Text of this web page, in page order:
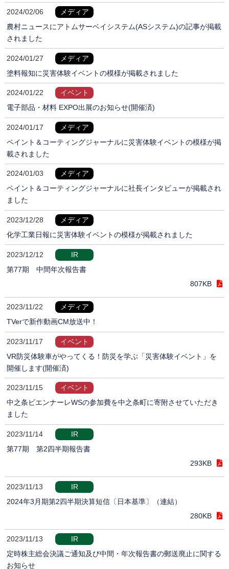
2024/02/06
メディア
農村ニュースにアトムサーベイシステム(ASシステム)の記事が掲載
されました
2024/01/27
メディア
塗料報知に災害体験イベントの模様が掲載されました
2024/01/22
イベント
電子部品・材料 EXPO出展のお知らせ(開催済)
2024/01/17
メディア
ペイント＆コーティングジャーナルに災害体験イベントの模様が掲
載されました
2024/01/03
メディア
ペイント＆コーティングジャーナルに社長インタビューが掲載され
ました
2023/12/28
メディア
化学工業日報に災害体験イベントの模様が掲載されました
2023/12/12
IR
第77期 中間年次報告書
807KB
2023/11/22
メディア
TVerで新作動画CM放送中！
2023/11/17
イベント
VR防災体験車がやってくる！防災を学ぶ「災害体験イベント」を
開催します(開催済)
2023/11/15
イベント
中之条ビエンナーレWSの参加費を中之条町に寄附させていただき
ました
2023/11/14
IR
第77期 第2四半期報告書
293KB
2023/11/13
IR
2024年3月期第2四半期決算短信〔日本基準〕（連結）
280KB
2023/11/13
IR
定時株主総会決議ご通知及び中間・年次報告書の郵送廃止に関する
お知らせ